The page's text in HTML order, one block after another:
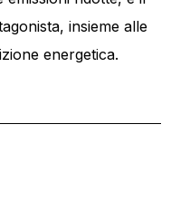
insieme alle
energetica.